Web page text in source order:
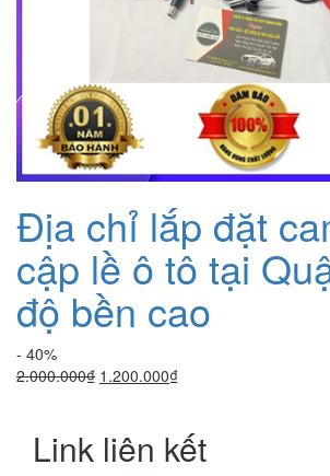
Địa chỉ lắp đặt
cập lề ô tô tại
độ bền cao
- 40%
2.000.000₫ Giá
2.000.000₫.
1.200.000₫Giá
là:
1.200.000₫.
Link liên kết